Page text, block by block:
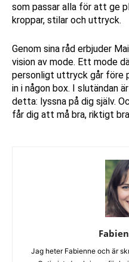
som passar alla för att ge
kroppar, stilar och uttryck.
Genom sina råd erbjuder
vision av mode. Ett mode
personligt uttryck går före
in i någon box. I slutändan
detta: lyssna på dig själv.
får dig att må bra, riktigt
Jag heter Fabienne och är